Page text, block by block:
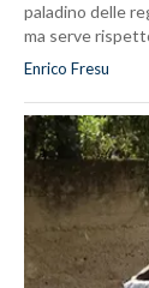
paladino delle
ma serve
Enrico Fresu